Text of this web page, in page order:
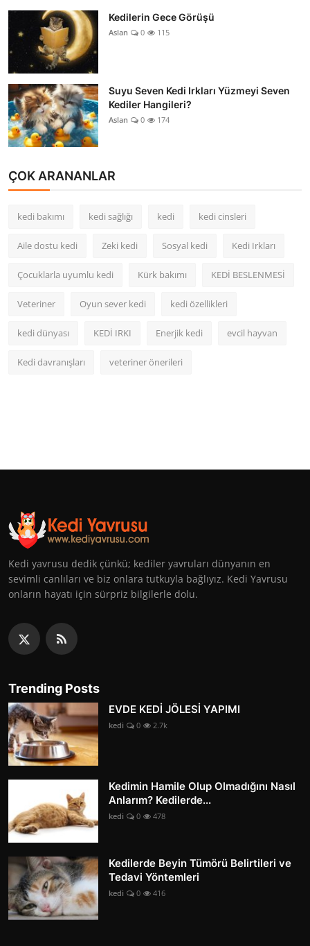
Kedilerin Gece Görüşü
Aslan 0 115
Suyu Seven Kedi Irkları Yüzmeyi Seven
Kediler Hangileri?
Aslan 0 174
ÇOK ARANANLAR
kedi bakımı kedi sağlığı kedi kedi cinsleri
Aile dostu kedi Zeki kedi Sosyal kedi Kedi Irkları
Çocuklarla uyumlu kedi Kürk bakımı KEDİ BESLENMESİ
Veteriner Oyun sever kedi kedi özellikleri
kedi dünyası KEDİ IRKI Enerjik kedi evcil hayvan
Kedi davranışları veteriner önerileri
Kedi yavrusu dedik çünkü; kediler yavruları dünyanın en
sevimli canlıları ve biz onlara tutkuyla bağlıyız. Kedi Yavrusu
onların hayatı için sürpriz bilgilerle dolu.
Trending Posts
EVDE KEDİ JÖLESİ YAPIMI
kedi 0 2.7k
Kedimin Hamile Olup Olmadığını Nasıl
Anlarım? Kedilerde...
kedi 0 478
Kedilerde Beyin Tümörü Belirtileri ve
Tedavi Yöntemleri
kedi 0 416